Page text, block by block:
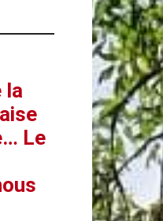
la
Le